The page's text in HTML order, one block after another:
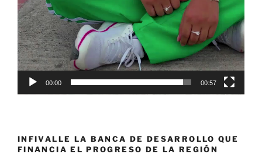
00:00 00:57
INFIVALLE LA BANCA DE DESARROLLO QUE
FINANCIA EL PROGRESO DE LA REGIÓN